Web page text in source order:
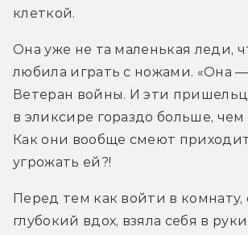
клеткой.
Она уже не та маленькая леди,
любила играть с ножами. «Она
Ветеран войны. И эти
в эликсире гораздо больше, чем
Как они вообще смеют
угрожать ей?!
Перед тем как войти в комнату,
глубокий вдох, взяла себя в